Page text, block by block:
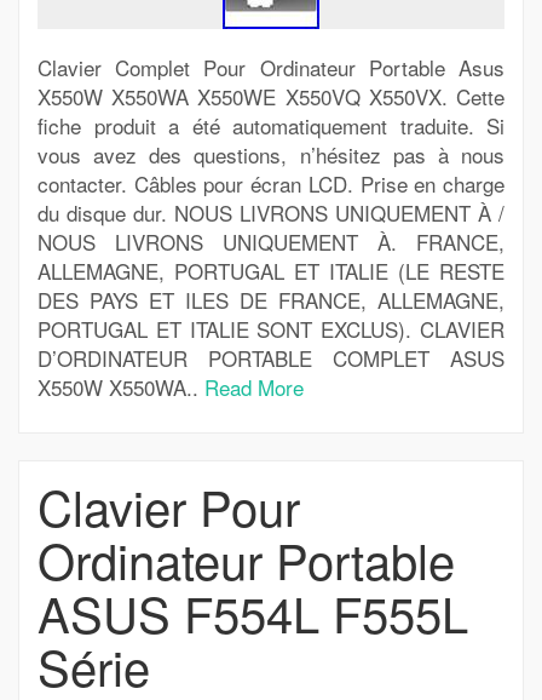
Clavier Complet Pour Ordinateur Portable Asus
X550W X550WA X550WE X550VQ X550VX. Cette
fiche produit a été automatiquement traduite. Si
vous avez des questions, n’hésitez pas à nous
contacter. Câbles pour écran LCD. Prise en charge
du disque dur. NOUS LIVRONS UNIQUEMENT À /
NOUS LIVRONS UNIQUEMENT À. FRANCE,
ALLEMAGNE, PORTUGAL ET ITALIE (LE RESTE
DES PAYS ET ILES DE FRANCE, ALLEMAGNE,
PORTUGAL ET ITALIE SONT EXCLUS). CLAVIER
D’ORDINATEUR PORTABLE COMPLET ASUS
X550W X550WA.. Read More
Clavier Pour
Ordinateur Portable
ASUS F554L F555L
Série